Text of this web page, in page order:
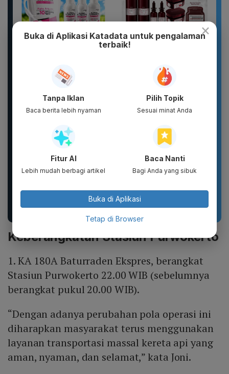
WHITE INC Alpha Glow
Moisturizing |...
Complete Package -
ITEM ) - DAVIENA
SKINCARE
Deterjen Cair Rinso
52pcs Murah Rinso
Cair Aman untuk...
HUT RI Kemerdekaan
Indonesia Collection
Drop 1...
Keberangkatan Stasiun Purwokerto
1. KA 180A Baturraden Ekspres, berangkat
Stasiun Purwokerto 22.00 WIB (sebelumnya
berangkat pukul 20.00 WIB).
“Dengan adanya perubahan pola operasi ini
diharapkan masyarakat terus menggunakan
layanan transportasi massal kereta api yang
aman, nyaman, dan selamat,” kata Joni.
×
Buka di Aplikasi Katadata untuk pengalaman
terbaik!
Tanpa Iklan
Baca berita lebih nyaman
Pilih Topik
Sesuai minat Anda
Fitur AI
Lebih mudah berbagi artikel
Baca Nanti
Bagi Anda yang sibuk
Buka di Aplikasi
Tetap di Browser